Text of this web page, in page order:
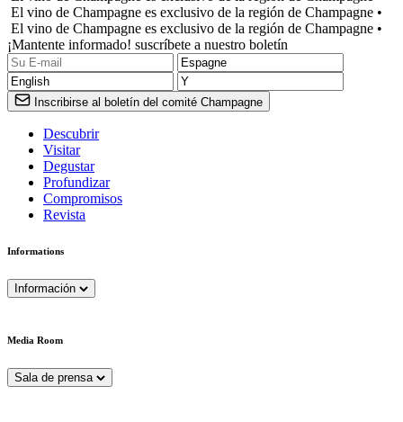
El vino de Champagne es exclusivo de la región de Champagne •
El vino de Champagne es exclusivo de la región de Champagne •
¡Mantente informado! suscríbete a nuestro boletín
Inscribirse al boletín del comité Champagne
Descubrir
Visitar
Degustar
Profundizar
Compromisos
Revista
Informations
Información
Media Room
Sala de prensa